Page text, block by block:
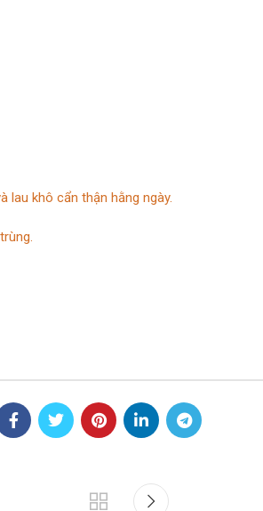
lau khô cẩn thận hằng ngày.